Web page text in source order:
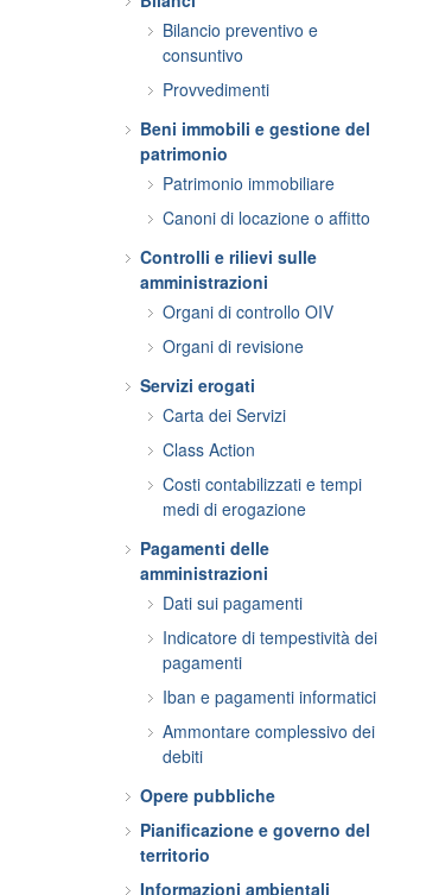
Bilancio preventivo e
consuntivo
Provvedimenti
Beni immobili e gestione del
patrimonio
Patrimonio immobiliare
Canoni di locazione o affitto
Controlli e rilievi sulle
amministrazioni
Organi di controllo OIV
Organi di revisione
Servizi erogati
Carta dei Servizi
Class Action
Costi contabilizzati e tempi
medi di erogazione
Pagamenti delle
amministrazioni
Dati sui pagamenti
Indicatore di tempestività dei
pagamenti
Iban e pagamenti informatici
Ammontare complessivo dei
debiti
Opere pubbliche
Pianificazione e governo del
territorio
Informazioni ambientali